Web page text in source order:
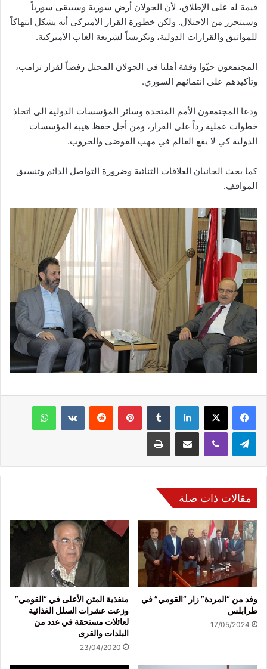
قيمة له على الإطلاق، لأن الجولان أرض سورية وسيبقى سورياً
وسيتحرر من الاحتلال. ولكن خطورة القرار الأميركي أنه يشكل انتهاكاً
للمواثيق والقرارات الدولية، وتكريساً لشريعة الغاب الأميركية.
المجتمعون حيّوا وقفة أهلنا في الجولان المحتل رفضاً لقرار ترامب،
وتأكيدهم على انتمائهم السوري.
ودعا المجتمعون الأمم المتحدة وسائر المؤسسات الدولية الى اتخاذ
خطوات عملية رداً على القرار، ومن أجل حفظ هيبة المؤسسات
الدولية كي لا يقع العالم في مهب الفوضى والحروب.
كما بحث الجانبان العلاقات الثنائية وضرورة التواصل الدائم وتنسيق
المواقف.
فيسبوك لينكدإن بينتيريست
مقالات ذات صلة
وفد من “المردة” زار “القومي” في
طرابلس
17/05/2024
منفذية المتن الأعلى في “القومي”
وزعت عشرات السلل الغذائية
لعائلات مستحقة في عدد من
البلدات والقرى
23/04/2020